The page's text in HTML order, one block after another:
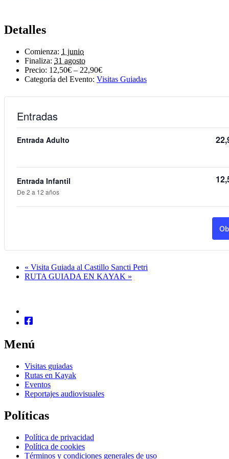
Detalles
Comienza: 1 junio
Finaliza: 31 agosto
Precio: 12,50€ – 22,90€
Categoría del Evento: Visitas Guiadas
Entradas
Entrada Adulto
Entrada Infantil
De 2 a 12 años
« Visita Guiada al Castillo Sancti Petri
RUTA GUIADA EN KAYAK »
Menú
Visitas guiadas
Rutas en Kayak
Eventos
Reportajes audiovisuales
Políticas
Política de privacidad
Política de cookies
Términos y condiciones generales de uso